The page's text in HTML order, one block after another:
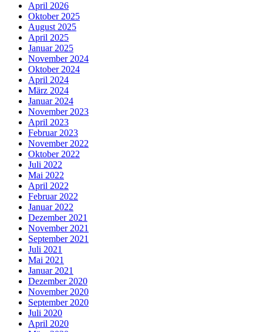
April 2026
Oktober 2025
August 2025
April 2025
Januar 2025
November 2024
Oktober 2024
April 2024
März 2024
Januar 2024
November 2023
April 2023
Februar 2023
November 2022
Oktober 2022
Juli 2022
Mai 2022
April 2022
Februar 2022
Januar 2022
Dezember 2021
November 2021
September 2021
Juli 2021
Mai 2021
Januar 2021
Dezember 2020
November 2020
September 2020
Juli 2020
April 2020